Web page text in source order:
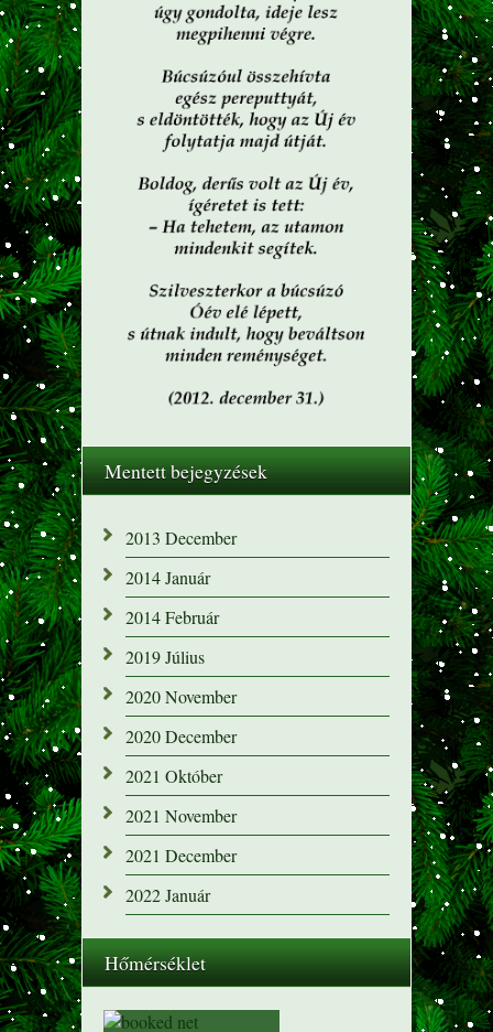
Mentett bejegyzések
2013 December
2014 Január
2014 Február
2019 Július
2020 November
2020 December
2021 Október
2021 November
2021 December
2022 Január
Hőmérséklet